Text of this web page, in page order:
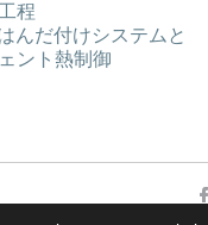
程
んだ付けシステムと
ント熱制御